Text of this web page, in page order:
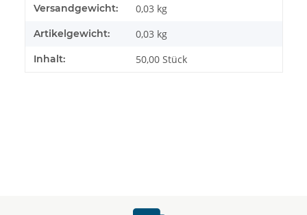
Produkteigenschaft
Wert
Versandgewicht: 0,03 kg
Artikelgewicht: 0,03 kg
Inhalt: 50,00 Stück